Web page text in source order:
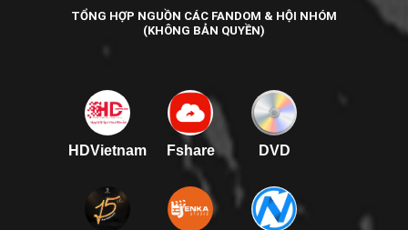
TỔNG HỢP NGUỒN CÁC FANDOM & HỘI NHÓM
(KHÔNG BẢN QUYỀN)
HDVietnam Fshare DVD